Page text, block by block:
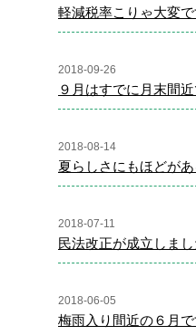
軽減税率こりゃ大変で
2018-09-26
９月はすでに月末間近
2018-08-14
夏らしさにもほどが
2018-07-11
民法改正が成立しまし
2018-06-05
梅雨入り間近の６月で